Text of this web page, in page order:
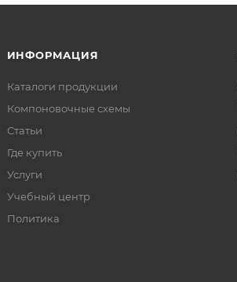
ИНФОРМАЦИЯ
Каталоги продукции
Компоновочные схемы
Статьи
Где купить
Услуги
Учебный центр
Политика